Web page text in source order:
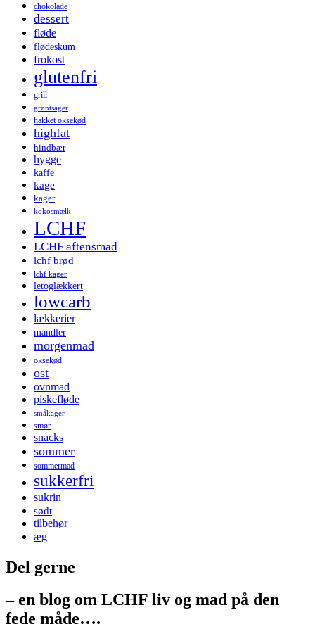
chokolade
dessert
fløde
flødeskum
frokost
glutenfri
grill
grøntsager
hakket oksekød
highfat
hindbær
hygge
kaffe
kage
kager
kokosmælk
LCHF
LCHF aftensmad
lchf brød
lchf kager
letoglækkert
lowcarb
lækkerier
mandler
morgenmad
oksekød
ost
ovnmad
piskefløde
småkager
smør
snacks
sommer
sommermad
sukkerfri
sukrin
sødt
tilbehør
æg
Del gerne
– en blog om LCHF liv og mad på den
fede måde….